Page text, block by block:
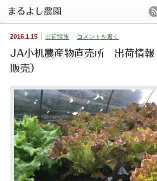
2016.1.15 出荷情報 コメントを書く
JA小机農産物直売所 出荷情
販売）